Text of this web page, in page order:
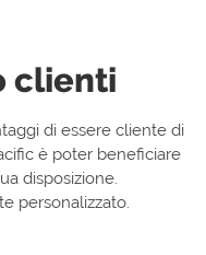
clienti
di essere cliente di
è poter beneficiare
disposizione.
personalizzato.